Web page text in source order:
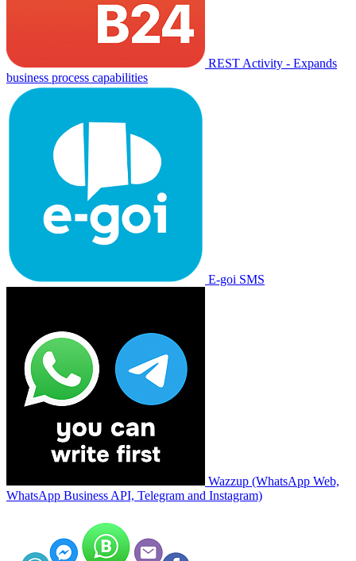
REST Activity - Expands
business process capabilities
E-goi SMS
Wazzup (WhatsApp Web,
WhatsApp Business API, Telegram and Instagram)